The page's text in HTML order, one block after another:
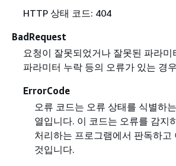
HTTP 상태 코드: 404
BadRequest
요청이 잘못되었거나 잘못된 파라미
파라미터 누락 등의 오류가 있는 경
ErrorCode
오류 코드는 오류 상태를 식별하
열입니다. 이 코드는 오류를 감지
처리하는 프로그램에서 판독하고
것입니다.